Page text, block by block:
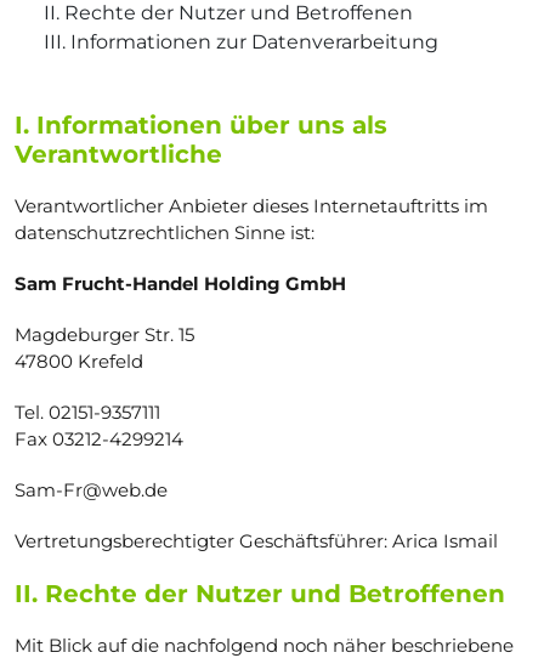
II. Rechte der Nutzer und Betroffenen
III. Informationen zur Datenverarbeitung
I. Informationen über uns als
Verantwortliche
Verantwortlicher Anbieter dieses Internetauftritts im
datenschutzrechtlichen Sinne ist:
Sam Frucht-Handel Holding GmbH
Magdeburger Str. 15
47800 Krefeld
Tel. 02151-9357111
Fax 03212-4299214
Sam-Fr@web.de
Vertretungsberechtigter Geschäftsführer: Arica Ismail
II. Rechte der Nutzer und Betroffenen
Mit Blick auf die nachfolgend noch näher beschriebene